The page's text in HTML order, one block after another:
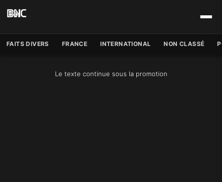
FAITS DIVERS FRANCE INTERNATIONAL NON CLASSÉ
Le texte continue sous la promotion